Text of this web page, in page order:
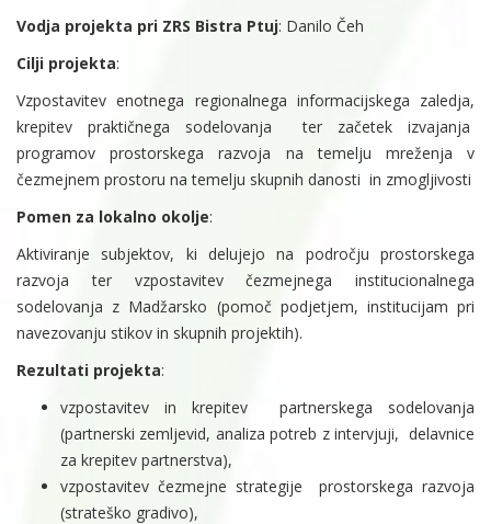
Vodja projekta pri ZRS Bistra Ptuj: Danilo Čeh
Cilji projekta:
Vzpostavitev enotnega regionalnega informacijskega zaledja,
krepitev praktičnega sodelovanja ter začetek izvajanja
programov prostorskega razvoja na temelju mreženja v
čezmejnem prostoru na temelju skupnih danosti in zmogljivosti
Pomen za lokalno okolje:
Aktiviranje subjektov, ki delujejo na področju prostorskega
razvoja ter vzpostavitev čezmejnega institucionalnega
sodelovanja z Madžarsko (pomoč podjetjem, institucijam pri
navezovanju stikov in skupnih projektih).
Rezultati projekta:
vzpostavitev in krepitev partnerskega sodelovanja
(partnerski zemljevid, analiza potreb z intervjuji, delavnice
za krepitev partnerstva),
vzpostavitev čezmejne strategije prostorskega razvoja
(strateško gradivo),